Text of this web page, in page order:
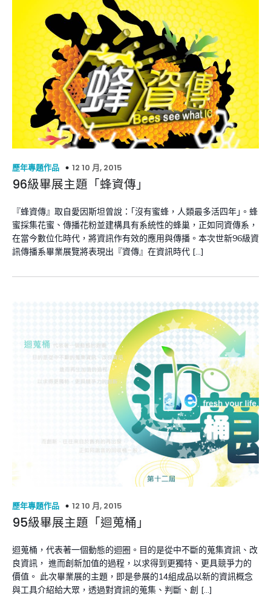
歷年專題作品 12 10 月, 2015
96級畢展主題「蜂資傳」
『蜂資傳』取自愛因斯坦曾說：｢沒有蜜蜂，人類最多活四年｣。蜂
蜜採集花蜜、傳播花粉並建構具有系統性的蜂巢，正如同資傳系，
在當今數位化時代，將資訊作有效的應用與傳播。本次世新96級資
訊傳播系畢業展覽將表現出『資傳』在資訊時代 […]
歷年專題作品 12 10 月, 2015
95級畢展主題「迴蒐桶」
迴蒐桶，代表著一個動態的迴圈。目的是從中不斷的蒐集資訊、改
良資訊， 進而創新加值的過程，以求得到更獨特、更具競爭力的
價值。 此次畢業展的主題，即是參展的14組成品以新的資訊概念
與工具介紹給大眾，透過對資訊的蒐集、判斷、創 […]